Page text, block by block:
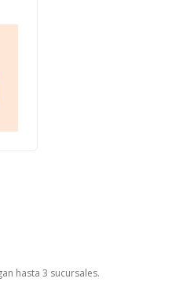
hasta 3 sucursales.